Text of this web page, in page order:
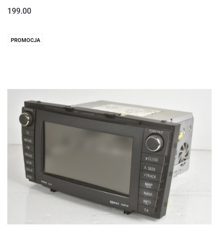
199.00
PROMOCJA